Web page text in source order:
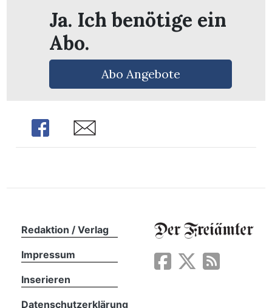
Ja. Ich benötige ein
Abo.
Abo Angebote
Share Share
Redaktion / Verlag
Impressum
Inserieren
Datenschutzerklärung